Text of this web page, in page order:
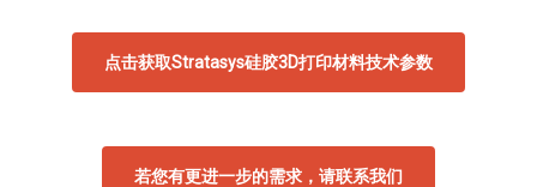
点击获取Stratasys硅胶3D打印材料技术参数
若您有更进一步的需求，请联系我们